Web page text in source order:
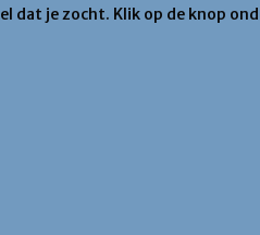
dat je zocht. Klik op de knop